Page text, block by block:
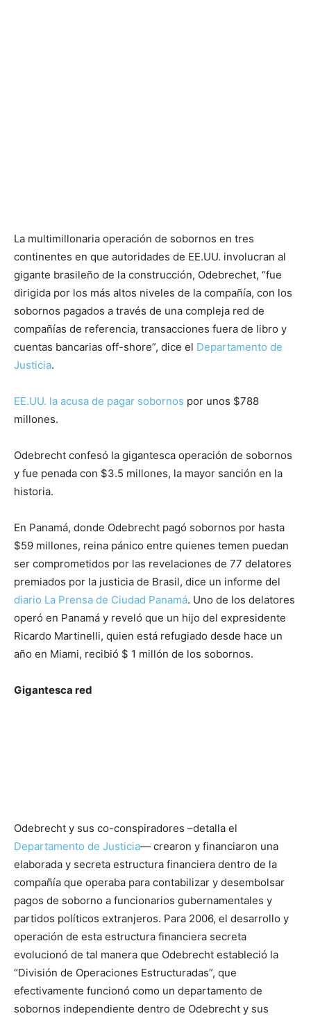
La multimillonaria operación de sobornos en tres
continentes en que autoridades de EE.UU. involucran al
gigante brasileño de la construcción, Odebrechet, “fue
dirigida por los más altos niveles de la compañía, con los
sobornos pagados a través de una compleja red de
compañías de referencia, transacciones fuera de libro y
cuentas bancarias off-shore”, dice el Departamento de
Justicia.
EE.UU. la acusa de pagar sobornos por unos $788
millones.
Odebrecht confesó la gigantesca operación de sobornos
y fue penada con $3.5 millones, la mayor sanción en la
historia.
En Panamá, donde Odebrecht pagó sobornos por hasta
$59 millones, reina pánico entre quienes temen puedan
ser comprometidos por las revelaciones de 77 delatores
premiados por la justicia de Brasil, dice un informe del
diario La Prensa de Ciudad Panamá. Uno de los delatores
operó en Panamá y reveló que un hijo del expresidente
Ricardo Martinelli, quien está refugiado desde hace un
año en Miami, recibió $ 1 millón de los sobornos.
Gigantesca red
Odebrecht y sus co-conspiradores –detalla el
Departamento de Justicia— crearon y financiaron una
elaborada y secreta estructura financiera dentro de la
compañía que operaba para contabilizar y desembolsar
pagos de soborno a funcionarios gubernamentales y
partidos políticos extranjeros. Para 2006, el desarrollo y
operación de esta estructura financiera secreta
evolucionó de tal manera que Odebrecht estableció la
“División de Operaciones Estructuradas”, que
efectivamente funcionó como un departamento de
sobornos independiente dentro de Odebrecht y sus